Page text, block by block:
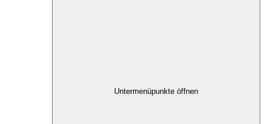
Untermenüpunkte öffnen